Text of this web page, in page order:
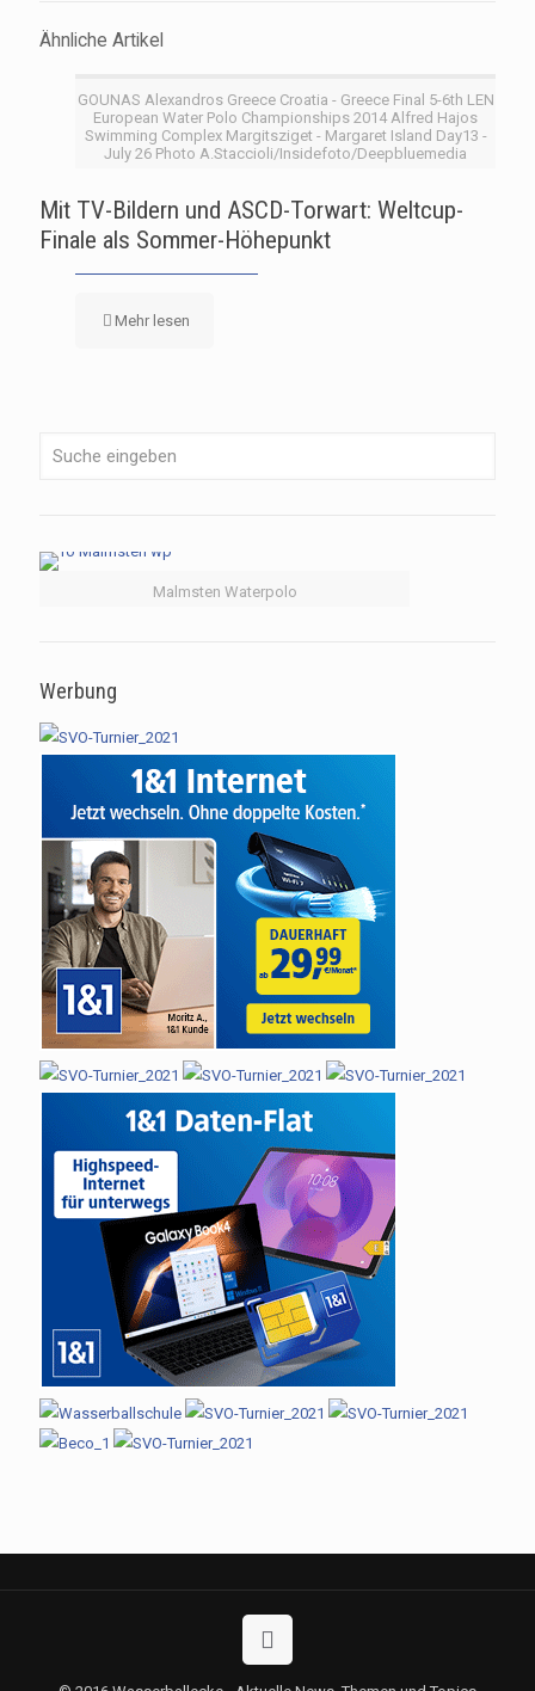
Ähnliche Artikel
GOUNAS Alexandros Greece Croatia - Greece Final 5-6th LEN
European Water Polo Championships 2014 Alfred Hajos
Swimming Complex Margitsziget - Margaret Island Day13 -
July 26 Photo A.Staccioli/Insidefoto/Deepbluemedia
Mit TV-Bildern und ASCD-Torwart: Weltcup-
Finale als Sommer-Höhepunkt
Mehr lesen
Malmsten Waterpolo
Werbung